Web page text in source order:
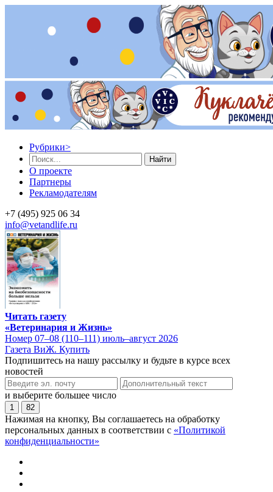
Рубрики>
Найти
О проекте
Партнеры
Рекламодателям
+7 (495) 925 06 34
info@vetandlife.ru
Читать газету
«Ветеринария и Жизнь»
Номер 07–08 (110–111) июль–август 2026
Газета ВиЖ. Купить
Подпишитесь на нашу рассылку и будьте в курсе всех
новостей
и выберите большее число
1 82
Нажимая на кнопку, Вы соглашаетесь на обработку
персональных данных в соответствии с «Политикой
конфиденциальности»